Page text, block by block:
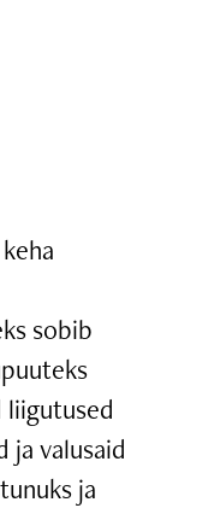
sobib
liigutused
ja valusaid
ja